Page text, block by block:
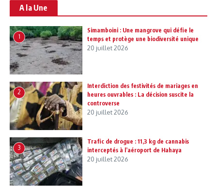
A la Une
1
Simamboini : Une mangrove qui défie le
temps et protège une biodiversité unique
20 juillet 2026
2
Interdiction des festivités de mariages en
heures ouvrables : La décision suscite la
controverse
20 juillet 2026
3
Trafic de drogue : 11,3 kg de cannabis
interceptés à l’aéroport de Hahaya
20 juillet 2026